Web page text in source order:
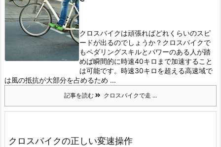
クロスバイクは頑張ればどれくらいのスピ
ードが出るのでしょうか？ クロスバイクで
もペダリングスキルとパワーのある人が踏
めば瞬間的に時速40キロまで加速すること
は可能です。 時速30キロを超える高速域で
は風の抵抗が大部分を占めるため ...
記事を読む クロスバイクで走 ...
クロスバイクの正しい変速操作